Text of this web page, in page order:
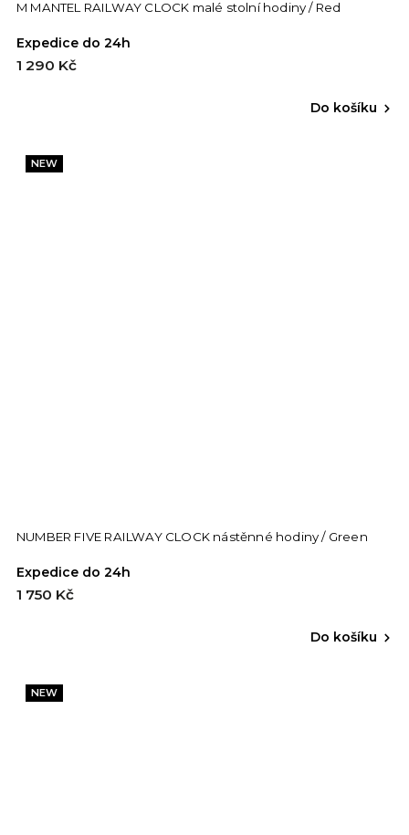
M MANTEL RAILWAY CLOCK malé stolní hodiny / Red
Expedice do 24h
1 290 Kč
Do košíku
NEW
NUMBER FIVE RAILWAY CLOCK nástěnné hodiny / Green
Expedice do 24h
1 750 Kč
Do košíku
NEW